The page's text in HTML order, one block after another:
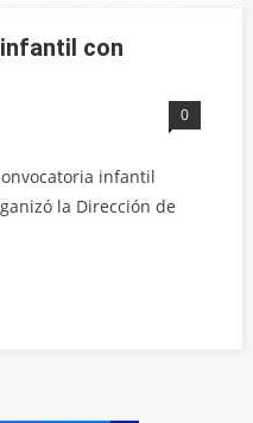
con
0
infantil
la Dirección de